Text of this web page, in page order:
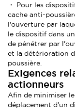
・ Pour les
cache anti-
l'ouverture par
le dispositif dans
de pénétrer par
et la détérioration
poussière.
Exigences
actionneurs
Afin de minimiser
déplacement d'un